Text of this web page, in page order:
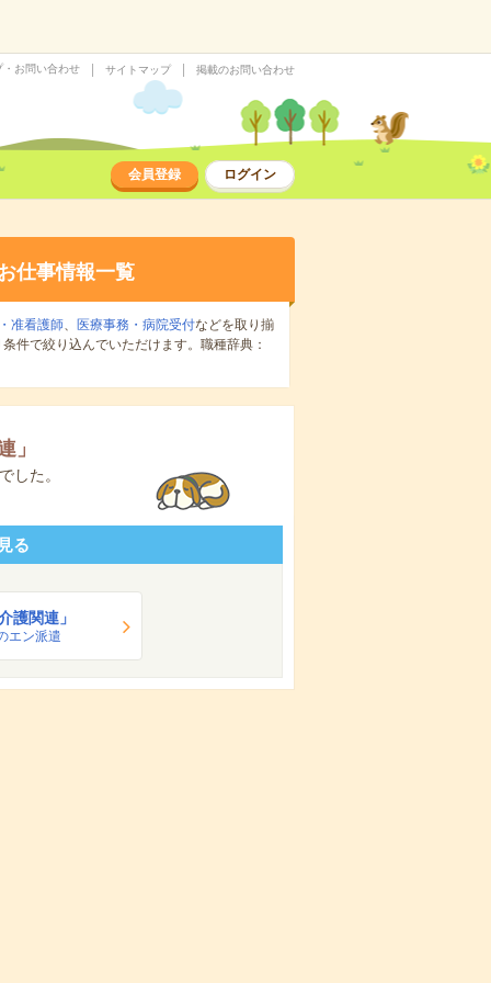
・お問い合わせ サイトマップ 掲載のお問い合わせ
会員登録 ログイン
仕事情報一覧
准看護師、 医療事務・病院受付などを取り揃
件で絞り込んでいただけます。職種辞典：
」
した。
る
介護関連」
エン派遣